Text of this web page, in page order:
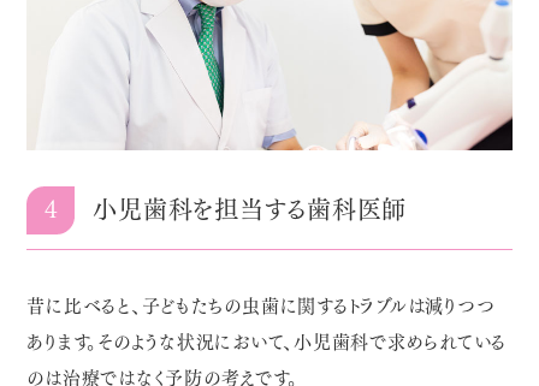
4 小児歯科を担当する歯科医師
昔に比べると、子どもたちの虫歯に関するトラブルは減りつつ
あります。そのような状況において、小児歯科で求められている
のは治療ではなく予防の考えです。